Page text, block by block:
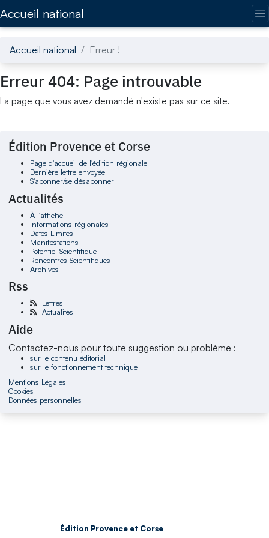
Accueil national
Accueil national Erreur !
Erreur 404: Page introuvable
La page que vous avez demandé n'existe pas sur ce site.
Édition Provence et Corse
Page d'accueil de l'édition régionale
Dernière lettre envoyée
S'abonner/se désabonner
Actualités
À l'affiche
Informations régionales
Dates Limites
Manifestations
Potentiel Scientifique
Rencontres Scientifiques
Archives
Rss
Lettres
Actualités
Aide
Contactez-nous pour toute suggestion ou problème :
sur le contenu éditorial
sur le fonctionnement technique
Mentions Légales
Cookies
Données personnelles
Édition Provence et Corse